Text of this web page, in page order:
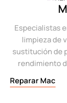
Especialistas
limpieza de
sustitución de
rendimiento
Reparar Mac